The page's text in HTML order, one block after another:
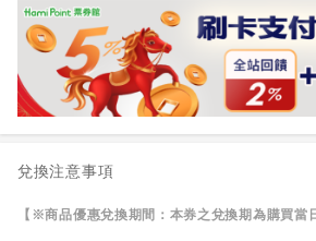
兌換注意事項
【※商品優惠兌換期間：本券之兌換期為購買當